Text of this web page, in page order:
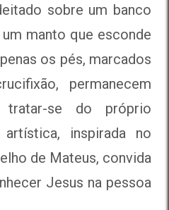
sobre um banco
manto que esconde
os pés, marcados
permanecem
tratar-se do próprio
inspirada no
de Mateus, convida
Jesus na pessoa